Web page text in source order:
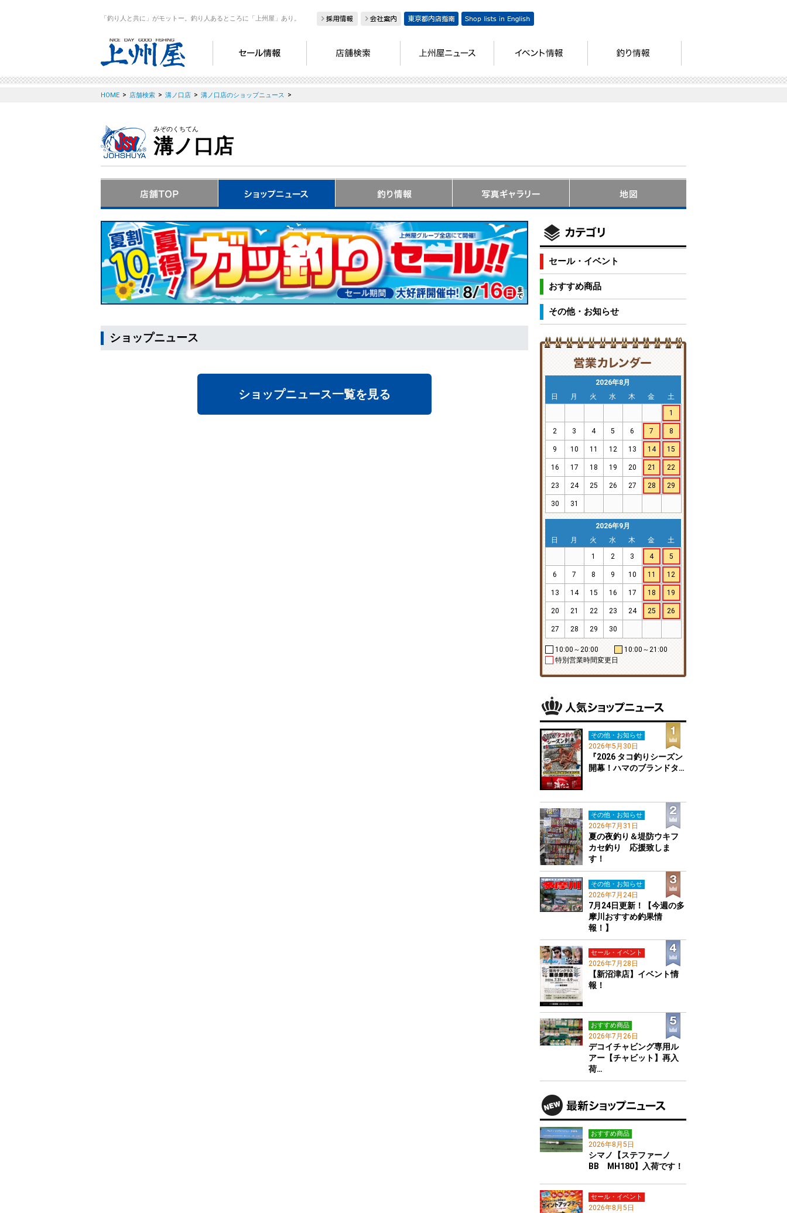
「釣り人と共に」がモットー。釣り人あるところに「上州屋」あり。
HOME > 店舗検索 > 溝ノ口店 > 溝ノ口店のショップニュース >
みぞのくちてん
溝ノ口店
ショップニュース
ショップニュース一覧を見る
セール・イベント
おすすめ商品
その他・お知らせ
2026年8月
日
月 火 水 木 金
土
1
2 3 4 5 6 7 8
9 10 11 12 13 14 15
16 17 18 19 20 21 22
23 24 25 26 27 28 29
30 31
2026年9月
日
月 火 水 木 金
土
1
2 3 4 5
6 7 8 9 10 11 12
13 14 15 16 17 18 19
20 21 22 23 24 25 26
27 28 29 30
10:00～20:00
10:00～21:00
特別営業時間変更日
その他・お知らせ
2026年5月30日
『2026 タコ釣りシーズン
開幕！ハマのブランドタ…
その他・お知らせ
2026年7月31日
夏の夜釣り＆堤防ウキフ
カセ釣り 応援致しま
す！
その他・お知らせ
2026年7月24日
7月24日更新！【今週の多
摩川おすすめ釣果情
報！】
セール・イベント
2026年7月28日
【新沼津店】イベント情
報！
おすすめ商品
2026年7月26日
デコイチャビング専用ル
アー【チャビット】再入
荷…
おすすめ商品
2026年8月5日
シマノ【ステファーノ
BB MH180】入荷です！
セール・イベント
2026年8月5日